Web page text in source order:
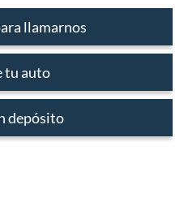
llamarnos
tu auto
depósito